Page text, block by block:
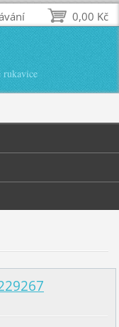
rukavice
0,00 Kč